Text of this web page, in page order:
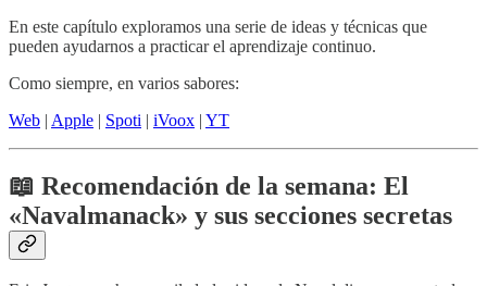
En este capítulo exploramos una serie de ideas y técnicas que
pueden ayudarnos a practicar el aprendizaje continuo.
Como siempre, en varios sabores:
Web | Apple | Spoti | iVoox | YT
📖 Recomendación de la semana: El
«Navalmanack» y sus secciones secretas